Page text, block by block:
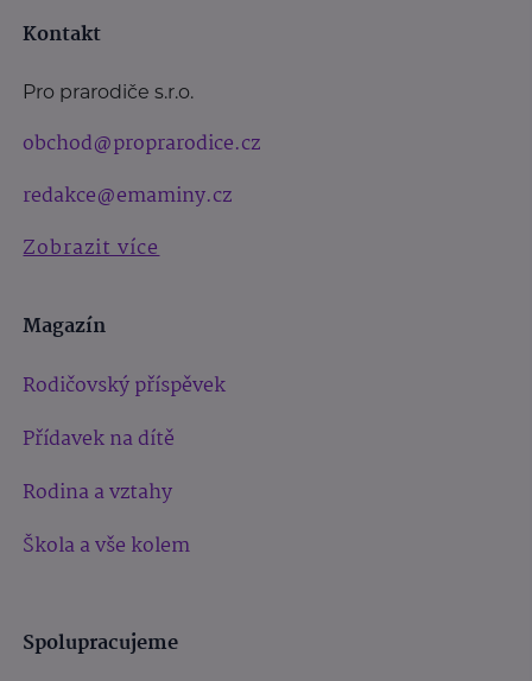
Kontakt
Pro prarodiče s.r.o.
obchod@proprarodice.cz
redakce@emaminy.cz
Zobrazit více
Magazín
Rodičovský příspěvek
Přídavek na dítě
Rodina a vztahy
Škola a vše kolem
Spolupracujeme